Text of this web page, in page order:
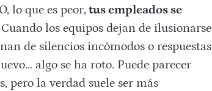
lo que es peor,tus empleados se
los equipos dejan de ilusionarse
de silencios incómodos o respuestas
algo se ha roto. Puede parecer
pero la verdad suele ser más